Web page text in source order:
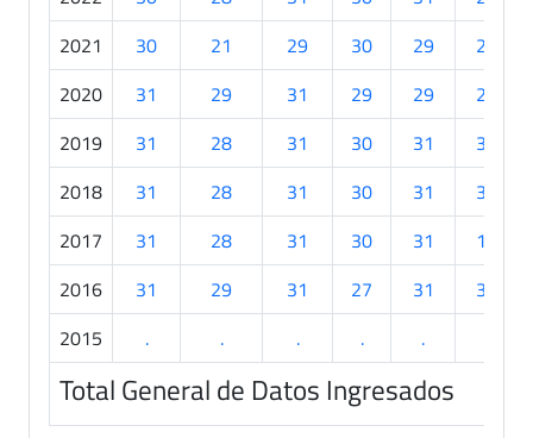
2021
30 21 29 30 29
20
2020
31 29 31 29 29
24
2019
31 28 31 30 31
30
2018
31 28 31 30 31
30
2017
31 28 31 30 31
16
2016
31 29 31 27 31
30
2015
. . . . .
Total General de Datos Ingresados